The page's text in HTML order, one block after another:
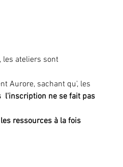
les ateliers sont
Aurore, sachant qu', les
l'inscription ne se fait pas
ressources à la fois